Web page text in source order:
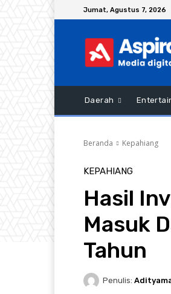
Jumat, Agustus 7, 2026
Daerah
Beranda Kepahiang
KEPAHIANG
Hasil
Masuk
Tahun
Penulis: